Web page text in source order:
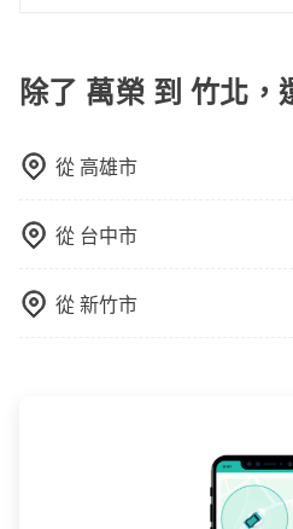
位置。但如果遇到車輛故障或
tripool會盡快改派以減少乘客
運：最經濟實惠的交通方式，
表。不必擔心自己開車的安全
不必擔心停車位的問題。但是
除了 萬榮 到 竹北
從 高雄市
從 台中市
從新竹市